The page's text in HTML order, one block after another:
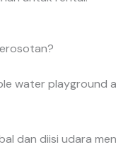
water playground
dan diisi udara